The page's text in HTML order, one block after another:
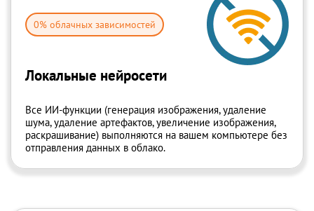
Локальные нейросети
Все ИИ-функции (генерация изображения, удаление
шума, удаление артефактов, увеличение изображения,
раскрашивание) выполняются на вашем компьютере без
отправления данных в облако.
0% облачных зависимостей